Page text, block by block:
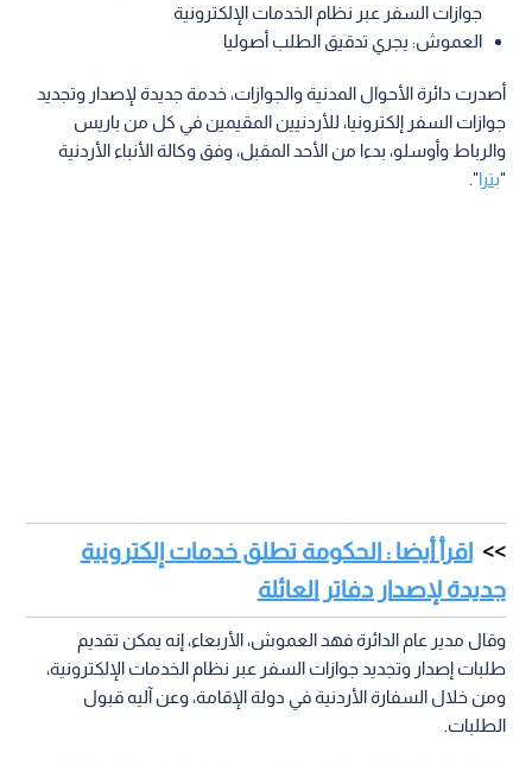
جوازات السفر عبر نظام الخدمات الإلكترونية
العموش: يجري تدقيق الطلب أصوليا
أصدرت دائرة الأحوال المدنية والجوازات، خدمة جديدة لإصدار وتجديد
جوازات السفر إلكترونيا، للأردنيين المقيمين في كل من باريس
والرباط وأوسلو، بدءا من الأحد المقبل، وفق وكالة الأنباء الأردنية
"بترا".
اقرأ أيضا : الحكومة تطلق خدمات إلكترونية
جديدة لإصدار دفاتر العائلة
وقال مدير عام الدائرة فهد العموش، الأربعاء، إنه يمكن تقديم
طلبات إصدار وتجديد جوازات السفر عبر نظام الخدمات الإلكترونية،
ومن خلال السفارة الأردنية في دولة الإقامة، وعن آليه قبول
الطلبات.